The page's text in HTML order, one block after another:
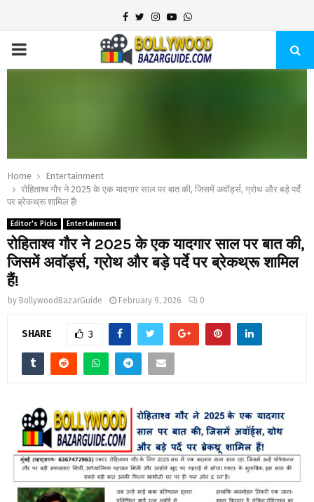
Facebook
TwitterInstagram
YoutubeWhatsapp
PRIMARY
Home
Entertainment
रोहिताश्व गौर ने 2025 के एक यादगार साल पर बात की, जिसमें अवॉर्ड्स, ग्रोथ और बड़े पर्दे
पर ब्रेकथ्रू शामिल हैं!
Editor's Picks Entertainment
रोहिताश्व गौर ने 2025 के एक यादगार साल पर बात की,
जिसमें अवॉर्ड्स, ग्रोथ और बड़े पर्दे पर ब्रेकथ्रू शामिल
हैं!
by BollywoodBazarGuide February 9, 2026 0
SHARE 3